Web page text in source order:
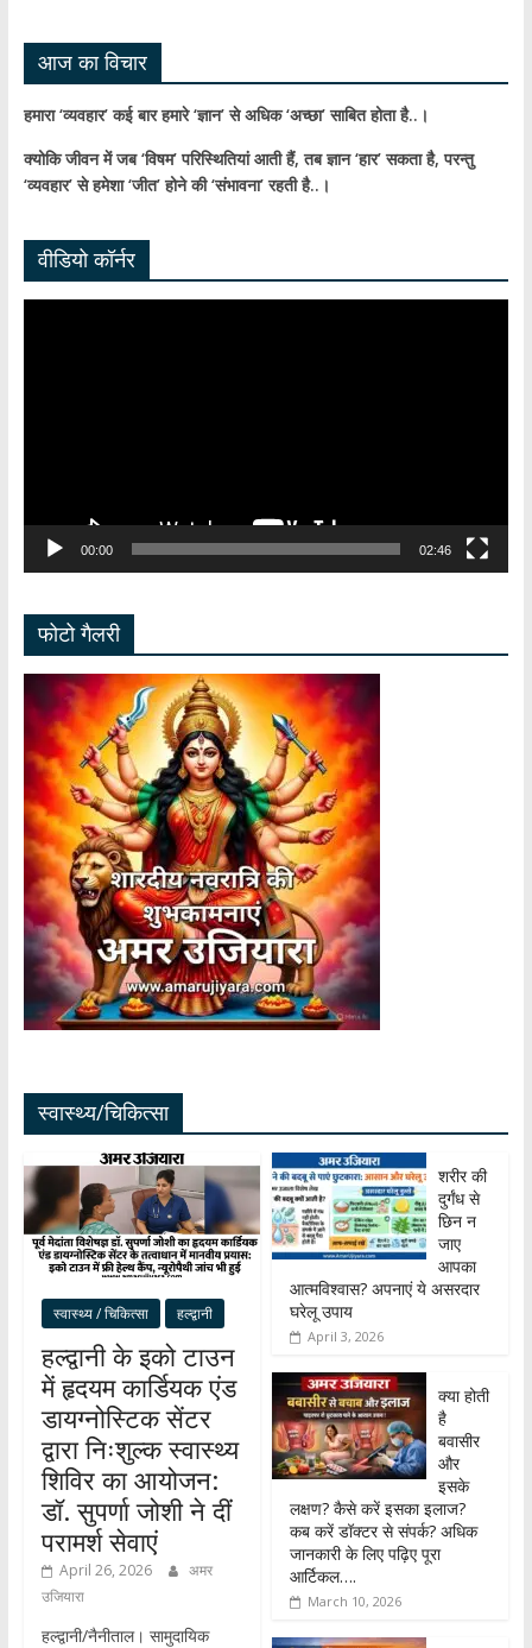
आज का विचार
हमारा ‘व्यवहार’ कई बार हमारे ‘ज्ञान’ से अधिक ‘अच्छा’ साबित होता है..।
क्योकि जीवन में जब ‘विषम’ परिस्थितियां आती हैं,तब ज्ञान ‘हार’ सकता है,परन्तु
‘व्यवहार’ से हमेशा ‘जीत’ होने की ‘संभावना’ रहती है..।
वीडियो कॉर्नर
00:00 02:46
फोटो गैलरी
स्वास्थ्य/चिकित्सा
स्वास्थ्य / चिकित्सा हल्द्वानी
हल्द्वानी के इको टाउन
में हृदयम कार्डियक एंड
डायग्नोस्टिक सेंटर
द्वारा निःशुल्क स्वास्थ्य
शिविर का आयोजन:
डॉ. सुपर्णा जोशी ने दीं
परामर्श सेवाएं
April 26, 2026
अमर
उजियारा
हल्द्वानी/नैनीताल। सामुदायिक
शरीर की
दुर्गंध से
छिन न
जाए
आपका
आत्मविश्वास? अपनाएं ये असरदार
घरेलू उपाय
April 3, 2026
क्या होती
है
बवासीर
और
इसके
लक्षण? कैसे करें इसका इलाज?
कब करें डॉक्टर से संपर्क? अधिक
जानकारी के लिए पढ़िए पूरा
आर्टिकल….
March 10, 2026